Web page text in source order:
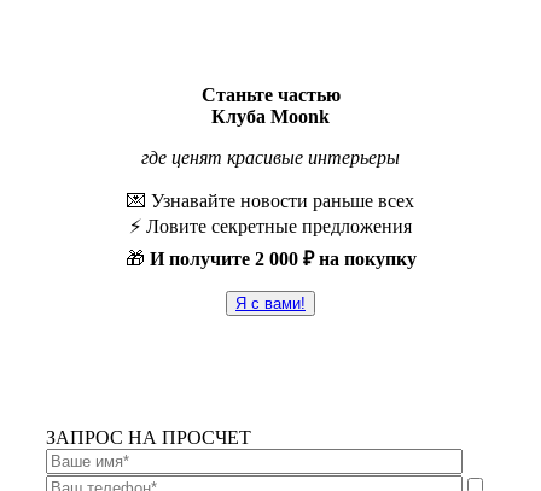
Станьте частью
Клуба Moonk
где ценят красивые интерьеры
💌 Узнавайте новости раньше всех
⚡️ Ловите секретные предложения
🎁 И получите 2 000 ₽ на покупку
Я с вами!
ЗАПРОС НА ПРОСЧЕТ